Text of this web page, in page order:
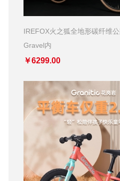
IREFOX火之狐全地形碳纤维
Gravel内
￥6299.00